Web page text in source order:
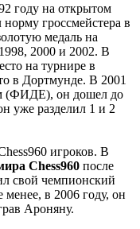
году на открытом
гроссмейстера в
медаль на
2000 и 2002. В
на турнире в
в Дортмунде. В 2001
(ФИДЕ), он дошел до
уже разделил 1 и 2
игроков. В
Chess960 после
свой чемпионский
менее, в 2006 году, он
Ароняну.